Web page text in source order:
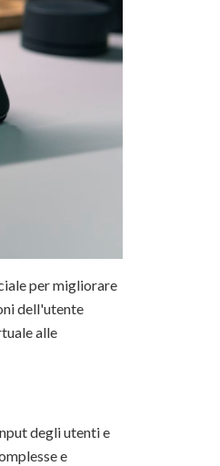
per migliorare
dell'utente
alle
degli utenti e
e